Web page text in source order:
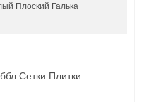
Плоский Галька
Сетки Плитки